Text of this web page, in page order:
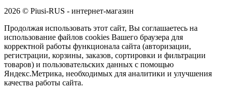
2026 © Piusi-RUS - интернет-магазин
Продолжая использовать этот сайт, Вы соглашаетесь на
использование файлов cookies Вашего браузера для
корректной работы функционала сайта (авторизации,
регистрации, корзины, заказов, сортировки и фильтрации
товаров) и пользовательских данных с помощью
Яндекс.Метрика, необходимых для аналитики и улучшения
качества работы сайта.